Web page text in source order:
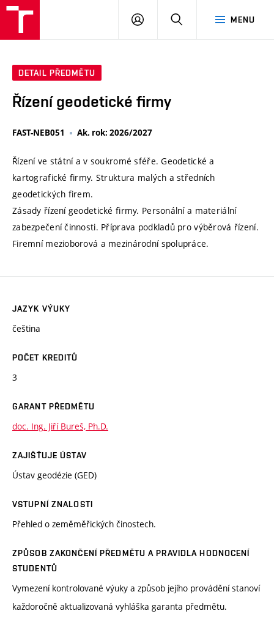
MENU
PŘIHLÁSIT
DETAIL PŘEDMĚTU
Řízení geodetické firmy
FAST-NEB051 Ak. rok: 2026/2027
Řízení ve státní a v soukromé sféře. Geodetické a
kartografické firmy. Struktura malých a středních
geodetických firem.
Zásady řízení geodetické firmy. Personální a materiální
zabezpečení činnosti. Příprava podkladů pro výběrová řízení.
Firemní mezioborová a mezinárodní spolupráce.
JAZYK VÝUKY
čeština
POČET KREDITŮ
3
GARANT PŘEDMĚTU
doc. Ing. Jiří Bureš, Ph.D.
ZAJIŠŤUJE ÚSTAV
Ústav geodézie (GED)
VSTUPNÍ ZNALOSTI
Přehled o zeměměřických činostech.
ZPŮSOB ZAKONČENÍ PŘEDMĚTU A PRAVIDLA HODNOCENÍ
STUDENTŮ
Vymezení kontrolované výuky a způsob jejího provádění stanoví
každoročně aktualizovaná vyhláška garanta předmětu.